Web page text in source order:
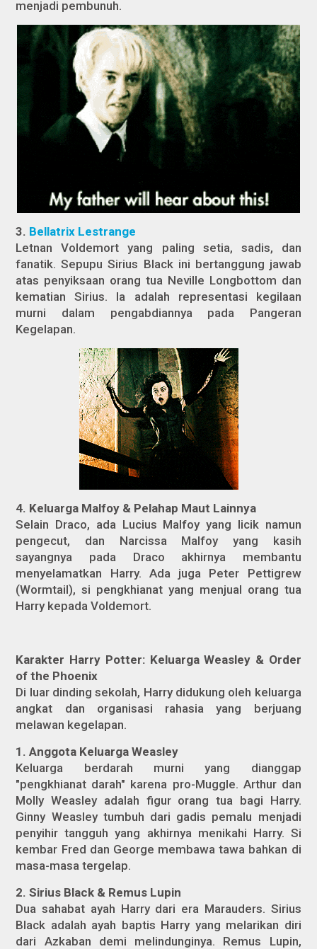
menjadi pembunuh.
3. Bellatrix Lestrange
Letnan Voldemort yang paling setia, sadis, dan
fanatik. Sepupu Sirius Black ini bertanggung jawab
atas penyiksaan orang tua Neville Longbottom dan
kematian Sirius. Ia adalah representasi kegilaan
murni dalam pengabdiannya pada Pangeran
Kegelapan.
4. Keluarga Malfoy & Pelahap Maut Lainnya
Selain Draco, ada Lucius Malfoy yang licik namun
pengecut, dan Narcissa Malfoy yang kasih
sayangnya pada Draco akhirnya membantu
menyelamatkan Harry. Ada juga Peter Pettigrew
(Wormtail), si pengkhianat yang menjual orang tua
Harry kepada Voldemort.
Karakter Harry Potter: Keluarga Weasley & Order
of the Phoenix
Di luar dinding sekolah, Harry didukung oleh keluarga
angkat dan organisasi rahasia yang berjuang
melawan kegelapan.
1. Anggota Keluarga Weasley
Keluarga berdarah murni yang dianggap
"pengkhianat darah" karena pro-Muggle. Arthur dan
Molly Weasley adalah figur orang tua bagi Harry.
Ginny Weasley tumbuh dari gadis pemalu menjadi
penyihir tangguh yang akhirnya menikahi Harry. Si
kembar Fred dan George membawa tawa bahkan di
masa-masa tergelap.
2. Sirius Black & Remus Lupin
Dua sahabat ayah Harry dari era Marauders. Sirius
Black adalah ayah baptis Harry yang melarikan diri
dari Azkaban demi melindunginya. Remus Lupin,